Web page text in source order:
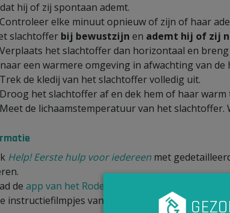
dat hij of zij spontaan ademt.
Controleer elke minuut opnieuw of zijn of haar
slachtoffer bij bewustzijn en ademt hij of zij
Verplaats het slachtoffer dan horizontaal en
naar een warmere omgeving in afwachting van de
Trek de kledij van het slachtoffer volledig uit.
Droog het slachtoffer af en dek hem of haar warm
Meet de lichaamstemperatuur van het slachtoffer.
Help! Eerste hulp voor iedereen met
de app van het Rode Kruis
instructiefilmpjes van het Rode Kruis hieronder.